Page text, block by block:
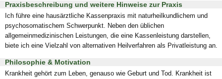
Praxisbeschreibung und weitere Hinweise zur Praxis
Ich führe eine hausärztliche Kassenpraxis mit naturheilkundlichem und
psychosomatischem Schwerpunkt. Neben den üblichen
allgemeinmedizinischen Leistungen, die eine Kassenleistung darstellen,
biete ich eine Vielzahl von alternativen Heilverfahren als Privatleistung an.
Philosophie & Motivation
Krankheit gehört zum Leben, genauso wie Geburt und Tod. Krankheit ist